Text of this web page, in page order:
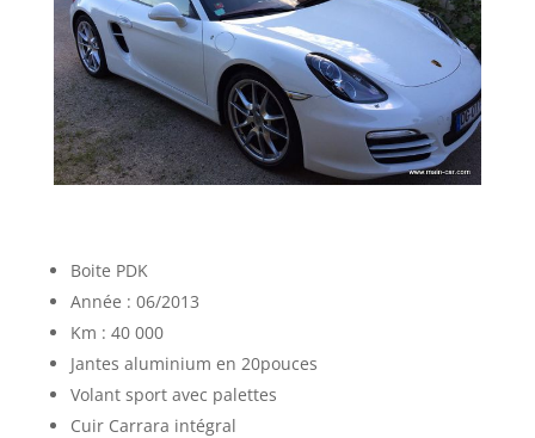
Boite PDK
Année : 06/2013
Km : 40 000
Jantes aluminium en 20pouces
Volant sport avec palettes
Cuir Carrara intégral